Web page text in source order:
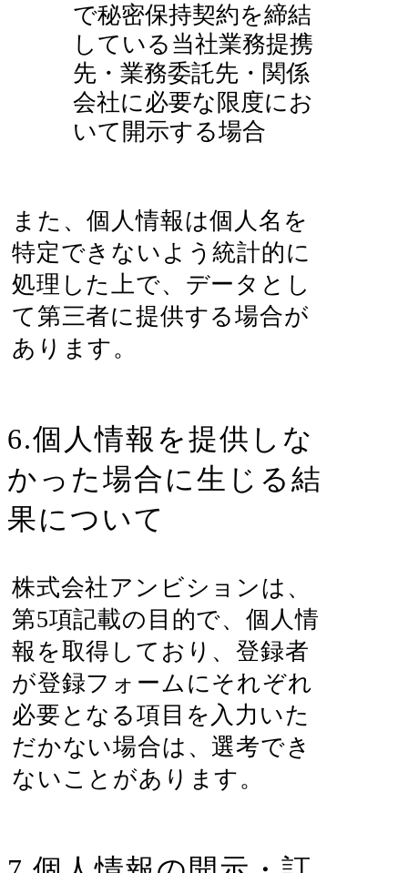
で秘密保持契約を締結
している当社業務提携
先・業務委託先・関係
会社に必要な限度にお
いて開示する場合
また、個人情報は個人名を
特定できないよう統計的に
処理した上で、データとし
て第三者に提供する場合が
あります。
6.個人情報を提供しな
かった場合に生じる結
果について
株式会社アンビションは、
第5項記載の目的で、個人情
報を取得しており、登録者
が登録フォームにそれぞれ
必要となる項目を入力いた
だかない場合は、選考でき
ないことがあります。